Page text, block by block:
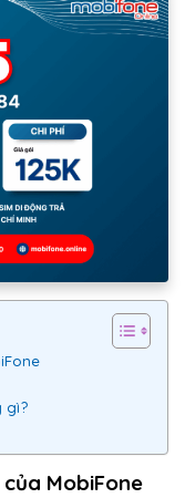
gì?
MobiFone